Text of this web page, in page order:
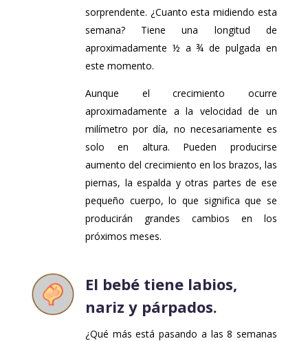
sorprendente. ¿Cuanto esta midiendo esta
semana? Tiene una longitud de
aproximadamente ½ a ¾ de pulgada en
este momento.
Aunque el crecimiento ocurre
aproximadamente a la velocidad de un
milímetro por día, no necesariamente es
solo en altura. Pueden producirse
aumento del crecimiento en los brazos, las
piernas, la espalda y otras partes de ese
pequeño cuerpo, lo que significa que se
producirán grandes cambios en los
próximos meses.
El bebé tiene labios,
nariz y párpados.
¿Qué más está pasando a las 8 semanas